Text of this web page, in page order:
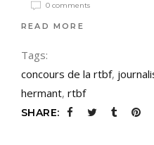
0 comments
READ MORE
Tags:
concours de la rtbf,
hermant, rtbf
SHARE: